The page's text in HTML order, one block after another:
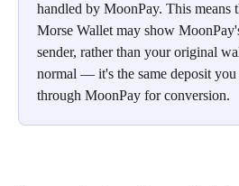
handled by MoonPay. This means
Morse Wallet may show
sender, rather than your original
normal — it's the same deposit you
through MoonPay for conversion.